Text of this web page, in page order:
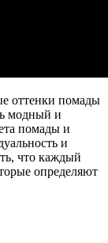
оттенки помады
модный и
помады и
и
что каждый
определяют